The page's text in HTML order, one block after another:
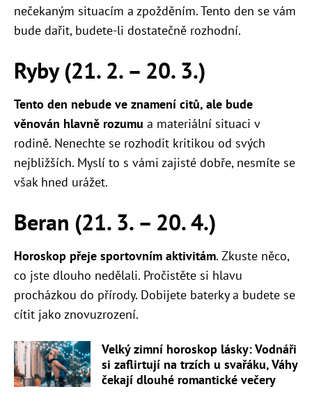
nečekaným situacím a zpožděním. Tento den se vám
bude dařit, budete-li dostatečně rozhodní.
Ryby (21. 2. – 20. 3.)
Tento den nebude ve znamení citů, ale bude
věnován hlavně rozumu a materiální situaci v
rodině. Nenechte se rozhodit kritikou od svých
nejbližších. Myslí to s vámi zajisté dobře, nesmíte se
však hned urážet.
Beran (21. 3. – 20. 4.)
Horoskop přeje sportovním aktivitám. Zkuste něco,
co jste dlouho nedělali. Pročistěte si hlavu
procházkou do přírody. Dobijete baterky a budete se
cítit jako znovuzrození.
Velký zimní horoskop lásky: Vodnáři
si zaflirtují na trzích u svařáku, Váhy
čekají dlouhé romantické večery